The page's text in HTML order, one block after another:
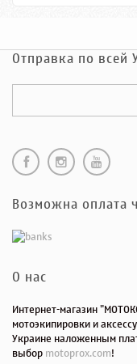
Отправка по всей
Возможна оплата
O нас
Интернет-магазин
мотоэкипировки и
Украине наложенным
выборmotoprox.com!